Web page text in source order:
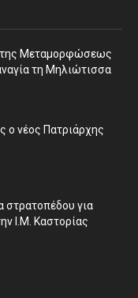
Μεταμορφώσεως
τη Μηλιώτισσα
ο νέος Πατριάρχης
στρατοπέδου για
Ι.Μ. Καστορίας